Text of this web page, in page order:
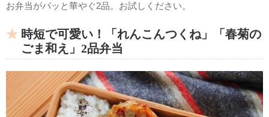
お弁当がパッと華やぐ2品。お試しください。
時短で可愛い！「れんこんつくね」「春菊の
ごま和え」2品弁当